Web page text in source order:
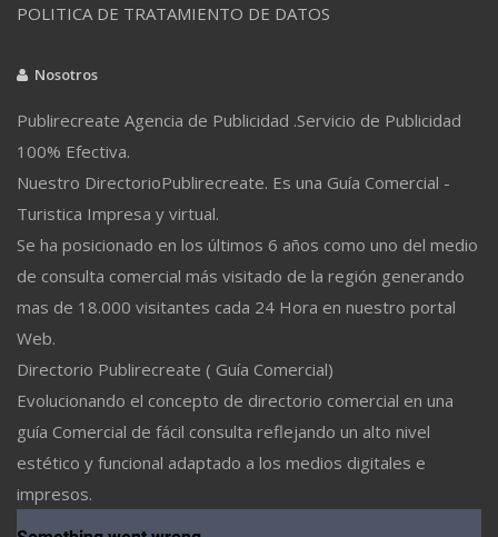
POLITICA DE TRATAMIENTO DE DATOS
Nosotros
Publirecreate Agencia de Publicidad .Servicio de Publicidad
100% Efectiva.
Nuestro DirectorioPublirecreate. Es una Guía Comercial -
Turistica Impresa y virtual.
Se ha posicionado en los últimos 6 años como uno del medio
de consulta comercial más visitado de la región generando
mas de 18.000 visitantes cada 24 Hora en nuestro portal
Web.
Directorio Publirecreate ( Guía Comercial)
Evolucionando el concepto de directorio comercial en una
guía Comercial de fácil consulta reflejando un alto nivel
estético y funcional adaptado a los medios digitales e
impresos.